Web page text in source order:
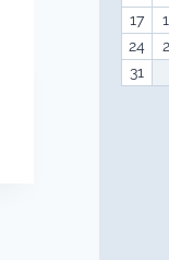
17
24
31